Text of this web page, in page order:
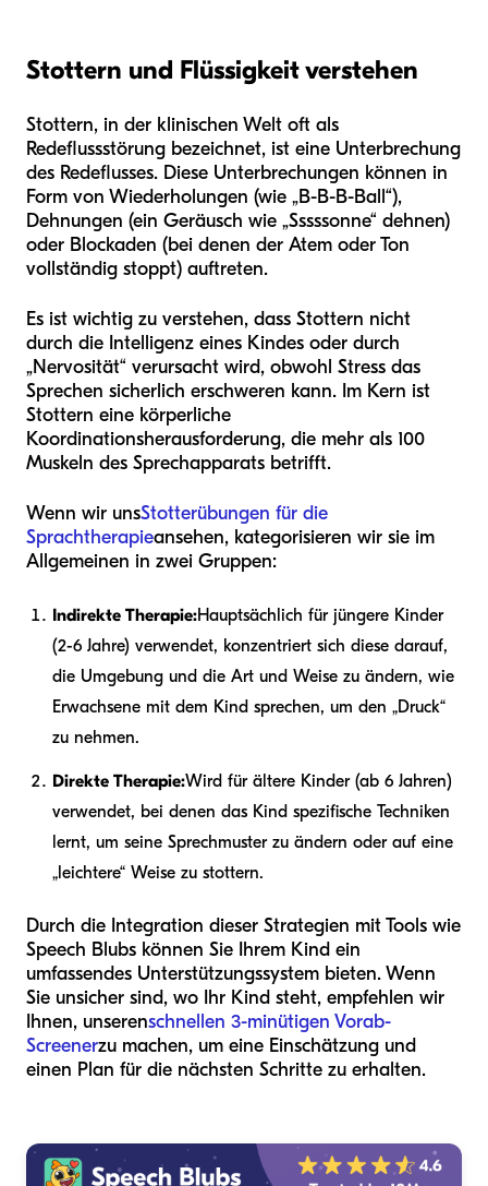
Stottern und Flüssigkeit verstehen
Stottern, in der klinischen Welt oft als
Redeflussstörung bezeichnet, ist eine Unterbrechung
des Redeflusses. Diese Unterbrechungen können in
Form von Wiederholungen (wie „B-B-B-Ball“),
Dehnungen (ein Geräusch wie „Sssssonne“ dehnen)
oder Blockaden (bei denen der Atem oder Ton
vollständig stoppt) auftreten.
Es ist wichtig zu verstehen, dass Stottern nicht
durch die Intelligenz eines Kindes oder durch
„Nervosität“ verursacht wird, obwohl Stress das
Sprechen sicherlich erschweren kann. Im Kern ist
Stottern eine körperliche
Koordinationsherausforderung, die mehr als 100
Muskeln des Sprechapparats betrifft.
Wenn wir unsStotterübungen für die
Sprachtherapieansehen, kategorisieren wir sie im
Allgemeinen in zwei Gruppen:
Indirekte Therapie:Hauptsächlich für jüngere Kinder
(2-6 Jahre) verwendet, konzentriert sich diese darauf,
die Umgebung und die Art und Weise zu ändern, wie
Erwachsene mit dem Kind sprechen, um den „Druck“
zu nehmen.
Direkte Therapie:Wird für ältere Kinder (ab 6 Jahren)
verwendet, bei denen das Kind spezifische Techniken
lernt, um seine Sprechmuster zu ändern oder auf eine
„leichtere“ Weise zu stottern.
Durch die Integration dieser Strategien mit Tools wie
Speech Blubs können Sie Ihrem Kind ein
umfassendes Unterstützungssystem bieten. Wenn
Sie unsicher sind, wo Ihr Kind steht, empfehlen wir
Ihnen, unserenschnellen 3-minütigen Vorab-
Screenerzu machen, um eine Einschätzung und
einen Plan für die nächsten Schritte zu erhalten.